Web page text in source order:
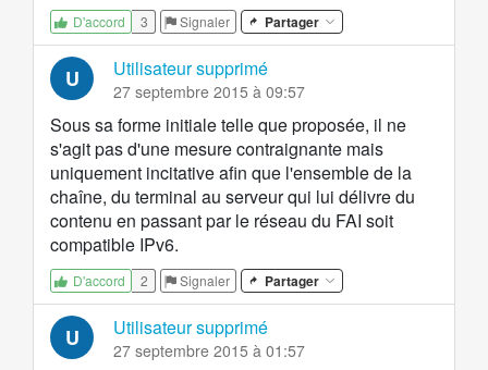
D'accord 3 Signaler Partager
U Utilisateur supprimé
27 septembre 2015 à 09:57
Sous sa forme initiale telle que proposée, il ne
s'agit pas d'une mesure contraignante mais
uniquement incitative afin que l'ensemble de la
chaîne, du terminal au serveur qui lui délivre du
contenu en passant par le réseau du FAI soit
compatible IPv6.
D'accord 2 Signaler Partager
U Utilisateur supprimé
27 septembre 2015 à 01:57